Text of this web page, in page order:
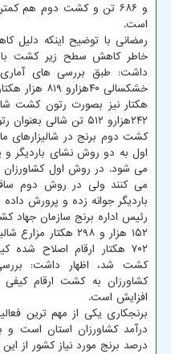
است.
خاطر کاهش سطح زیر کشت
داشت: طبق بررسی های
هکتار نیز بصورت رتون کشت
۲۴۲هزارو ۵۱۲ تن شالی بعنوان رتون و نشای مجدد تولید شد.
کشت دوم برنج در شالیزارهای
اول به دو روش نشای باردیگر
می شود. در روش اول کشاورزان
می کنند ولی در روش دوم
باردیگر جوانه زده و پرورش
رئیس اداره برنج سازمان جهاد
۷۰۲ هکتار ارقام اصلاح
کشت شد، اظهار داشت:
کشاورزان به کشت ارقام
افزایش است.
برنجکاری یکی از مهم ترین
درصد برنج مورد نیاز کشور از